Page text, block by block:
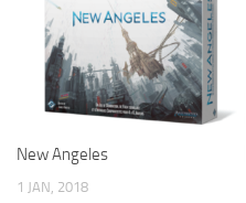
New Angeles
1 JAN, 2018